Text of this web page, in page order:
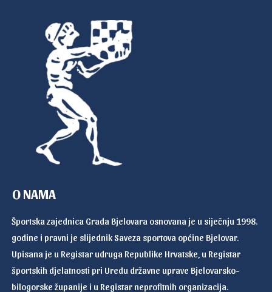
O NAMA
Športska zajednica Grada Bjelovara osnovana je u siječnju 1998.
godine i pravni je slijednik Saveza sportova općine Bjelovar.
Upisana je u Registar udruga Republike Hrvatske, u Registar
športskih djelatnosti pri Uredu državne uprave Bjelovarsko-
bilogorske županije i u Registar neprofitnih organizacija.